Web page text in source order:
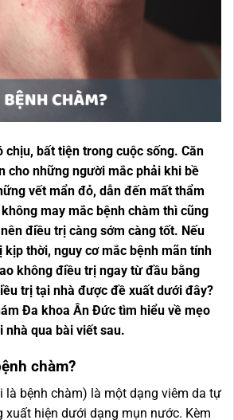
chịu, bất tiện trong cuộc sống. Căn
cho những người mắc phải khi bề
vết mẩn đỏ, dẫn đến mất thẩm
may mắc bệnh chàm thì cũng
điều trị càng sớm càng tốt. Nếu
thời, nguy cơ mắc bệnh mãn tính
không điều trị ngay từ đầu bằng
trị tại nhà được đề xuất dưới đây?
Đa khoa Ân Đức tìm hiểu về mẹo
nhà qua bài viết sau.
chàm?
là bệnh chàm) là một dạng viêm da tự
xuất hiện dưới dạng mụn nước. Kèm